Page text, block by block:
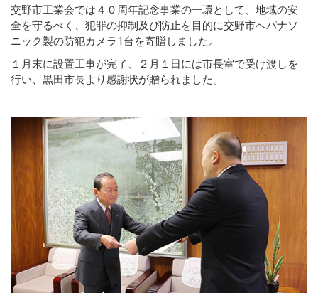
交野市工業会では４０周年記念事業の一環として、地域の安
全を守るべく、犯罪の抑制及び防止を目的に交野市へパナソ
ニック製の防犯カメラ1台を寄贈しました。
１月末に設置工事が完了、２月１日には市長室で受け渡しを
行い、黒田市長より感謝状が贈られました。